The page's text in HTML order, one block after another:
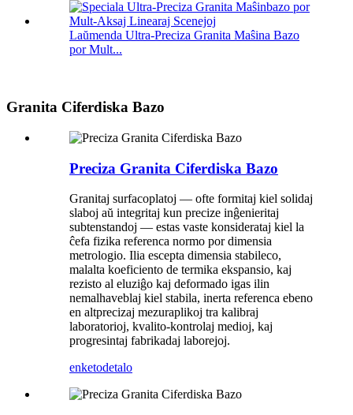
Laŭmenda Ultra-Preciza Granita Maŝina Bazo
por Mult...
Granita Ciferdiska Bazo
Preciza Granita Ciferdiska Bazo
Granitaj surfacoplatoj — ofte formitaj kiel solidaj
slaboj aŭ integritaj kun precize inĝenieritaj
subtenstandoj — estas vaste konsiderataj kiel la
ĉefa fizika referenca normo por dimensia
metrologio. Ilia escepta dimensia stabileco,
malalta koeficiento de termika ekspansio, kaj
rezisto al eluziĝo kaj deformado igas ilin
nemalhaveblaj kiel stabila, inerta referenca ebeno
en altprecizaj mezuraplikoj tra kalibraj
laboratorioj, kvalito-kontrolaj medioj, kaj
progresintaj fabrikadaj laborejoj.
enketodetalo